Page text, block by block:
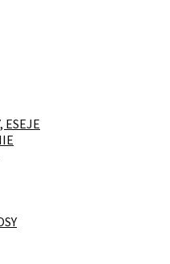
ESEJE